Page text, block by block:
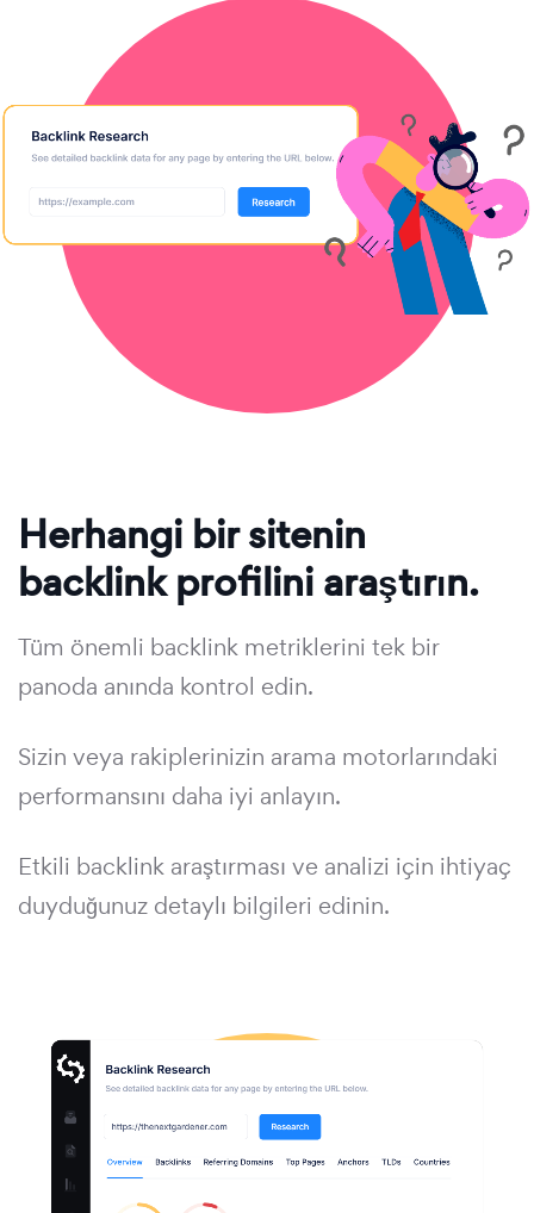
Herhangi bir sitenin
backlink profilini araştırın.
Tüm önemli backlink metriklerini tek bir
panoda anında kontrol edin.
Sizin veya rakiplerinizin arama motorlarındaki
performansını daha iyi anlayın.
Etkili backlink araştırması ve analizi için ihtiyaç
duyduğunuz detaylı bilgileri edinin.